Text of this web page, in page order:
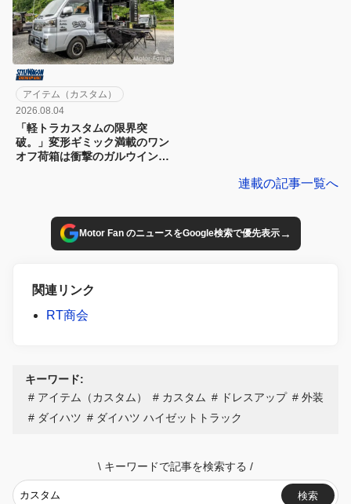
アイテム（カスタム）
2026.08.04
「軽トラカスタムの限界突
破。」変形ギミック満載のワン
オフ荷箱は衝撃のガルウイング
連載の記事一覧へ
Motor Fan のニュースをGoogle検索で優先表示→
関連リンク
RT商会
キーワード:
アイテム（カスタム）
カスタム ドレスアップ
外装
ダイハツ
ダイハツ ハイゼットトラック
\ キーワードで記事を検索する /
検索